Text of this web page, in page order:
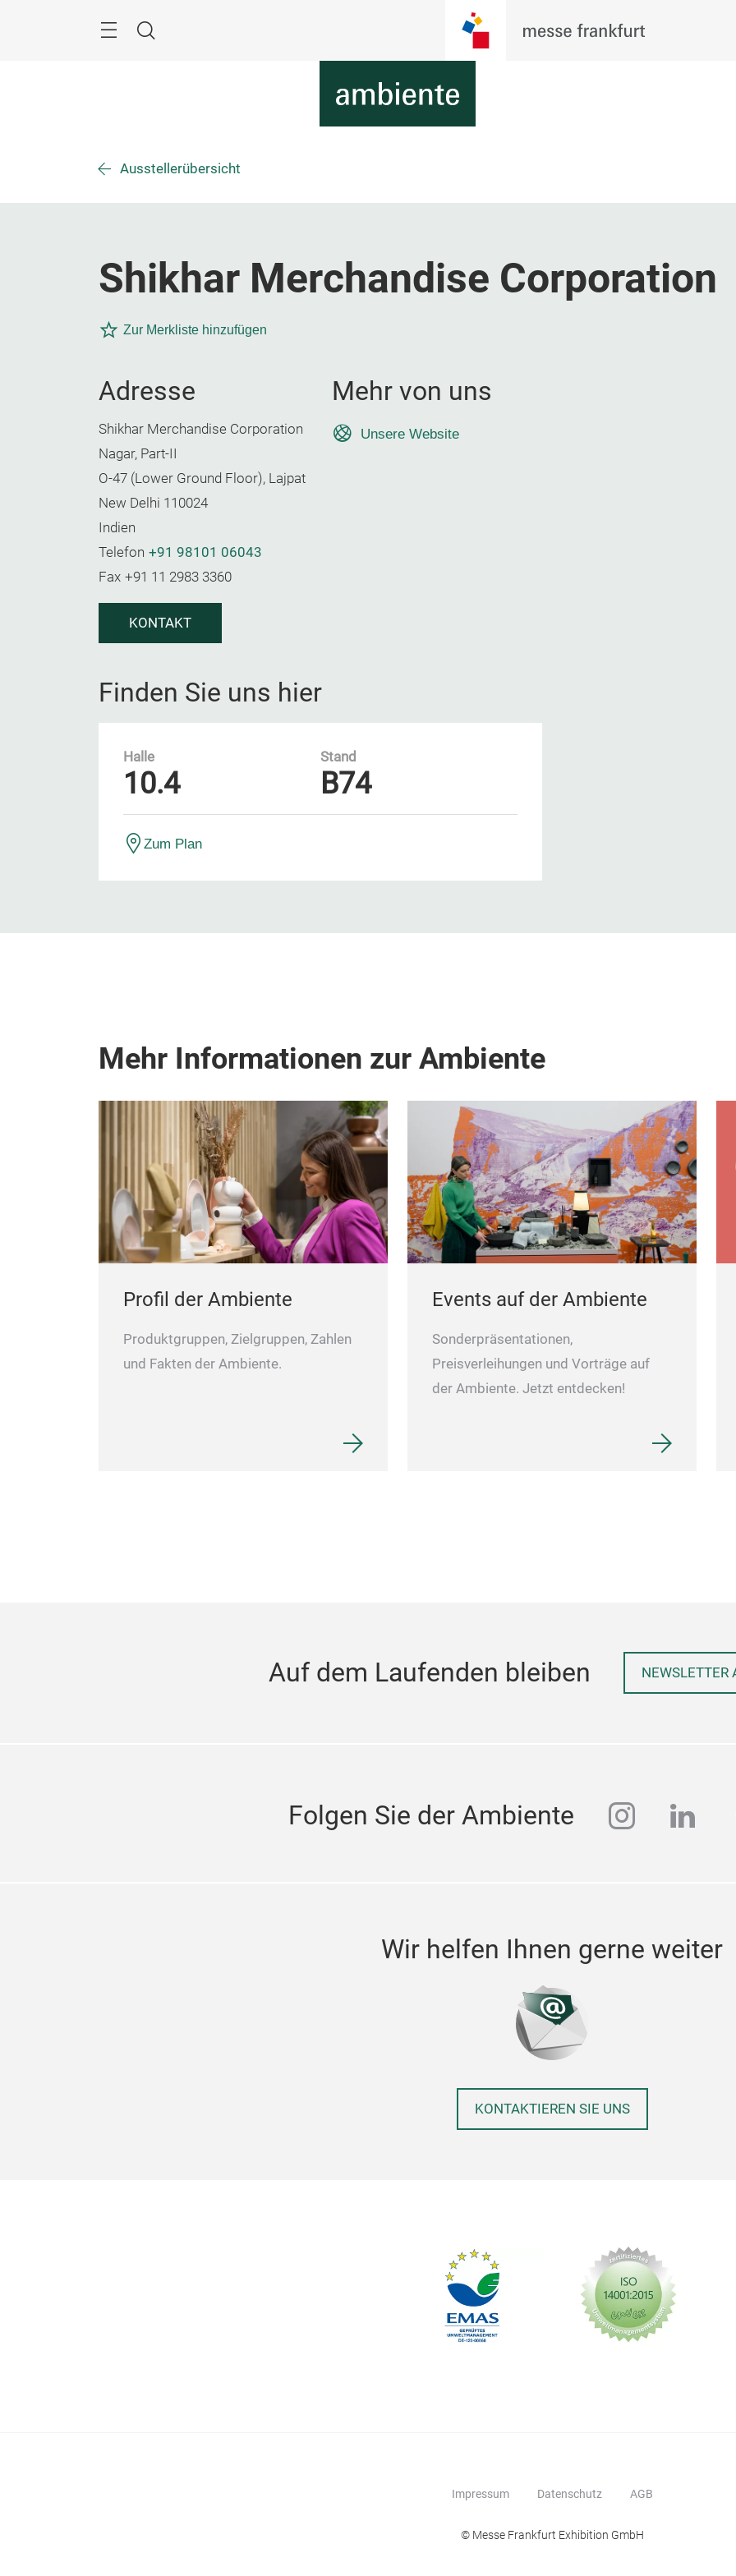
Suche
Ausstellerübersicht
Shikhar Merchandise Corporation
Zur Merkliste hinzufügen
Adresse
Shikhar Merchandise Corporation
Nagar, Part-II
O-47 (Lower Ground Floor), Lajpat
New Delhi 110024
Indien
Telefon +91 98101 06043
Fax +91 11 2983 3360
KONTAKT
Mehr von uns
Unsere Website
Finden Sie uns hier
Halle
10.4
Stand
B74
Zum Plan
Mehr Informationen zur Ambiente
Profil der Ambiente
Produktgruppen, Zielgruppen, Zahlen
und Fakten der Ambiente.
Events auf der Ambiente
Sonderpräsentationen,
Preisverleihungen und Vorträge auf
der Ambiente. Jetzt entdecken!
Auf dem Laufenden bleiben NEWSLETTER
Folgen Sie der Ambiente
Wir helfen Ihnen gerne weiter
KONTAKTIEREN SIE UNS
Impressum Datenschutz AGB
© Messe Frankfurt Exhibition GmbH